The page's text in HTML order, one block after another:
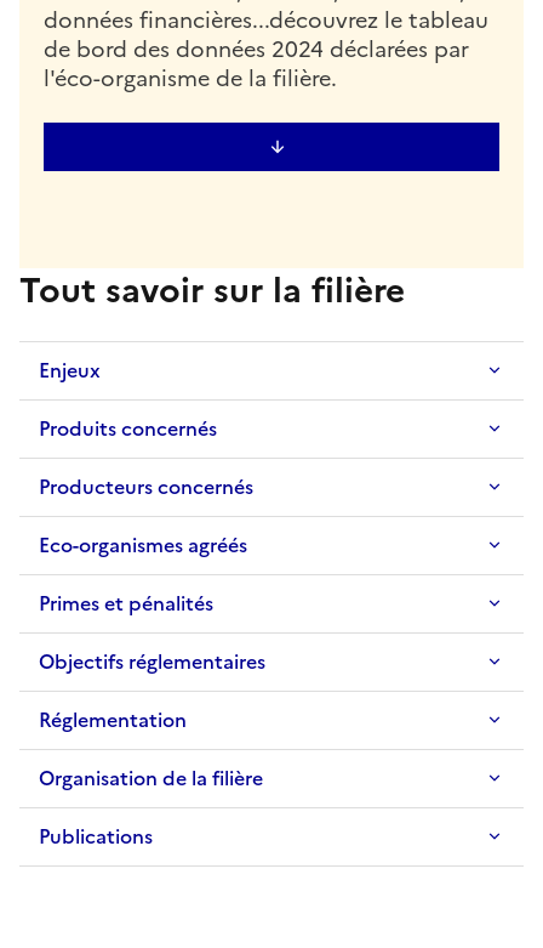
données financières...découvrez le tableau
de bord des données 2024 déclarées par
l'éco-organisme de la filière.
Tout savoir sur la filière
Enjeux
Produits concernés
Producteurs concernés
Eco-organismes agréés
Primes et pénalités
Objectifs réglementaires
Réglementation
Organisation de la filière
Publications